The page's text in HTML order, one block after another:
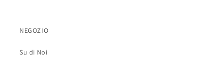
NEGOZIO
Su di Noi